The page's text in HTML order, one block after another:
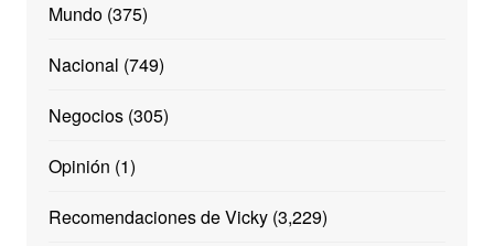
Mundo(375)
Nacional (749)
Negocios(305)
Opinión (1)
Recomendaciones de Vicky(3,229)